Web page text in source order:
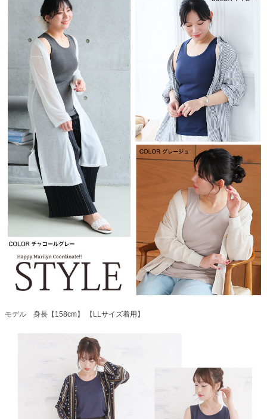
モデル 身長【158cm】 【LLサイズ着用】